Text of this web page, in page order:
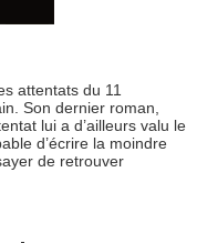
attentats du 11
Son dernier roman,
lui a d’ailleurs valu le
d’écrire la moindre
de retrouver